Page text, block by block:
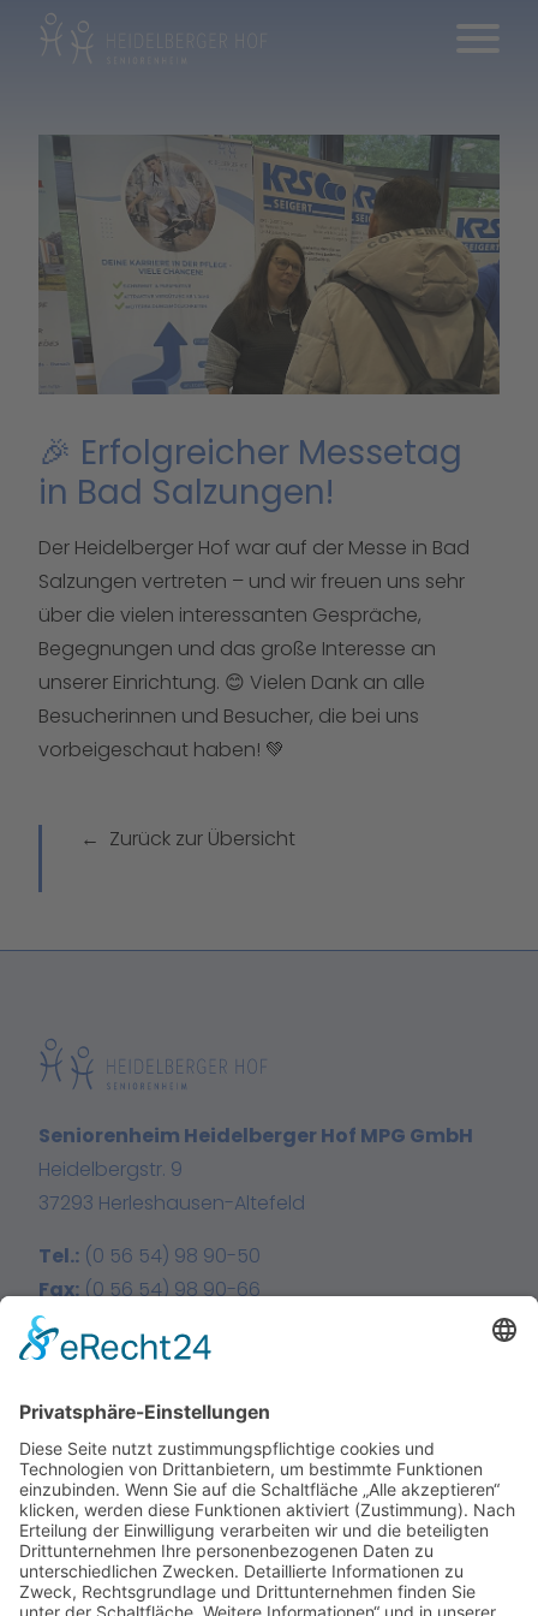
🎉 Erfolgreicher Messetag
in Bad Salzungen!
Der Heidelberger Hof war auf der Messe in Bad
Salzungen vertreten – und wir freuen uns sehr
über die vielen interessanten Gespräche,
Begegnungen und das große Interesse an
unserer Einrichtung. 😊 Vielen Dank an alle
Besucherinnen und Besucher, die bei uns
vorbeigeschaut haben! 💚
Zurück zur Übersicht
Seniorenheim Heidelberger Hof MPG GmbH
Heidelbergstr. 9
37293 Herleshausen-Altefeld
Tel.: (0 56 54) 98 90-50
Fax:(0 56 54) 98 90-66
E-Mail:info@heidelberger-hof.de
Instagram
Home
Über uns